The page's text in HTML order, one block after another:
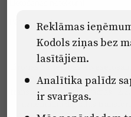
Pārredzamības paziņojumi
Eiropas Savienības
2.2. reformu un
transformācija un inovācijas”
uzņēmumu digitālās
Reklāmas
Kodols ziņas bez
lasītājiem.
Analītika palīdz
ir svarīgas.